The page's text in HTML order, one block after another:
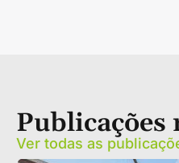
Publicações
Ver todas as